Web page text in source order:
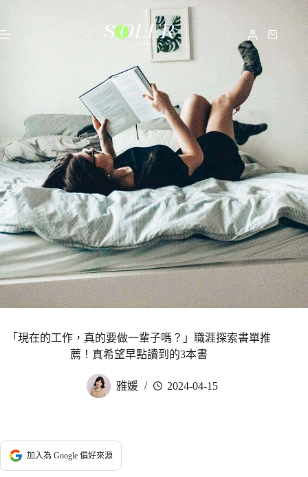
「現在的工作，真的要做一輩子嗎？」職涯探索書單推
薦！真希望早點讀到的3本書
雅媛 2024-04-15
加入為 Google 偏好來源